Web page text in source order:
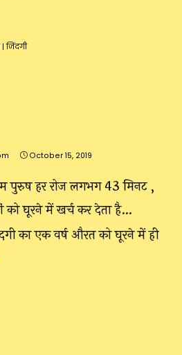
| जिंदगी
October 15, 2019
पुरुष हर रोज लगभग 43 मिनट ,
घूरने में खर्च कर देता है…
का एक वर्ष औरत को घूरने में ही